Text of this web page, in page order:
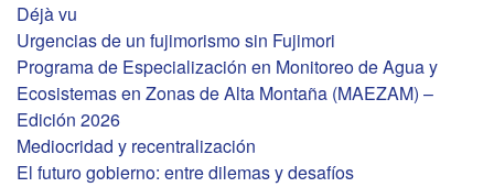
Déjà vu
Urgencias de un fujimorismo sin Fujimori
Programa de Especialización en Monitoreo de Agua y
Ecosistemas en Zonas de Alta Montaña (MAEZAM) –
Edición 2026
Mediocridad y recentralización
El futuro gobierno: entre dilemas y desafíos